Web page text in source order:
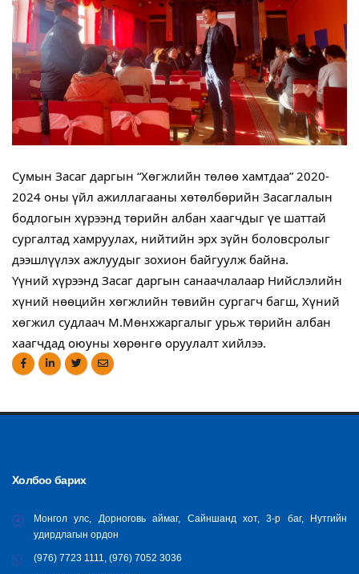
Сумын Засаг даргын “Хөгжлийн төлөө хамтдаа” 2020-
2024 оны үйл ажиллагааны хөтөлбөрийн Засаглалын
бодлогын хүрээнд төрийн албан хаагчдыг үе шаттай
сургалтад хамруулах, нийтийн эрх зүйн боловсролыг
дээшлүүлэх ажлуудыг зохион байгуулж байна.
Үүний хүрээнд Засаг даргын санаачлалаар Нийслэлийн
хүний нөөцийн хөгжлийн төвийн сургагч багш, Хүний
хөгжил судлаач М.Мөнхжаргалыг урьж төрийн албан
хаагчдад оюуны хөрөнгө оруулалт хийлээ.
Холбоо барих
Монгол улс, Дорноговь аймаг, Сайншанд хот, 3-р баг, Нутгийн
удирдлагын ордон
(976) 7723 1111, (976) 7052 3036